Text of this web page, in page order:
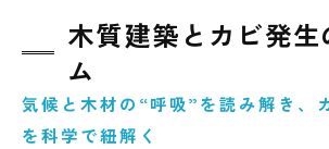
木質建築とカビ発
ム
気候と木材の“呼吸”を読み解き、
を科学で紐解く